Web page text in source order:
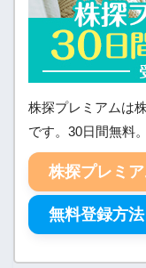
株探プレミアムは
です。30日間無料。
株探プレミ
無料登録方法